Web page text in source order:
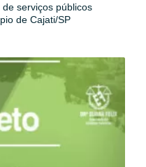
serviços públicos
de Cajati/SP